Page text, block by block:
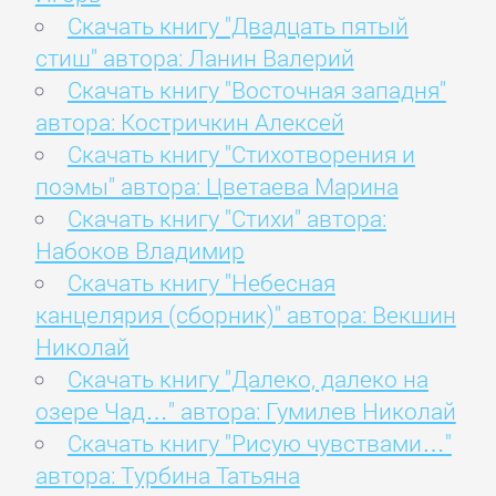
Скачать книгу "Двадцать пятый
стиш" автора: Ланин Валерий
Скачать книгу "Восточная западня"
автора: Костричкин Алексей
Скачать книгу "Стихотворения и
поэмы" автора: Цветаева Марина
Скачать книгу "Стихи" автора:
Набоков Владимир
Скачать книгу "Небесная
канцелярия (сборник)" автора: Векшин
Николай
Скачать книгу "Далеко, далеко на
озере Чад…" автора: Гумилев Николай
Скачать книгу "Рисую чувствами…"
автора: Турбина Татьяна